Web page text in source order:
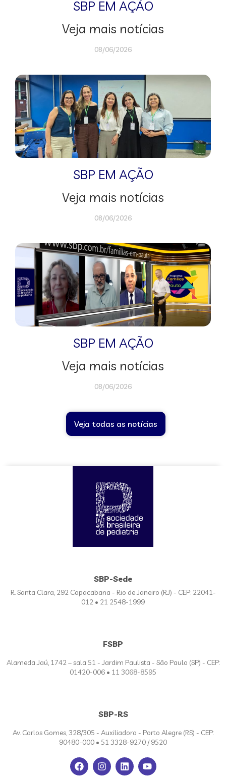
SBP EM AÇÃO
Veja mais notícias
08/06/2026
SBP EM AÇÃO
Veja mais notícias
08/06/2026
SBP EM AÇÃO
Veja mais notícias
08/06/2026
Veja todas as notícias
SBP-Sede
R. Santa Clara, 292 Copacabana - Rio de Janeiro (RJ) - CEP: 22041-
012 • 21 2548-1999
FSBP
Alameda Jaú, 1742 – sala 51 - Jardim Paulista - São Paulo (SP) - CEP:
01420-006 • 11 3068-8595
SBP-RS
Av. Carlos Gomes, 328/305 - Auxiliadora - Porto Alegre (RS) - CEP:
90480-000 • 51 3328-9270 / 9520